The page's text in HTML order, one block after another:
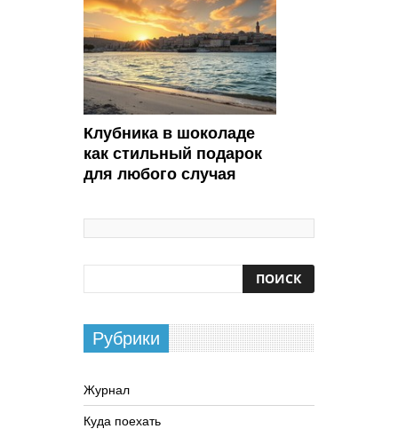
Клубника в шоколаде
как стильный подарок
для любого случая
Рубрики
Журнал
Куда поехать